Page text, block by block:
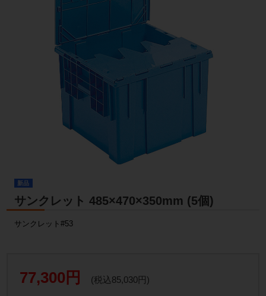
新品
サンクレット 485×470×350mm (5個)
サンクレット#53
77,300円 (税込85,030円)